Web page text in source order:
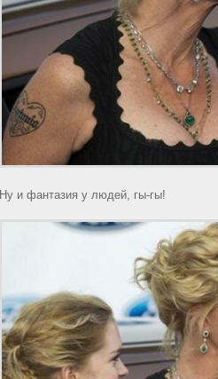
Ну и фантазия у людей, гы-гы!